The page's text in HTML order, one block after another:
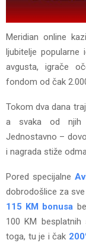
Meridian online
ljubitelje popularne
avgusta, igrače
fondom od čak
Tokom dva dana
a svaka od njih
Jednostavno –
i nagrada stiže
Pored specijalne
dobrodošlice za
115 KM bonusa
100 KM
toga, tu je i čak